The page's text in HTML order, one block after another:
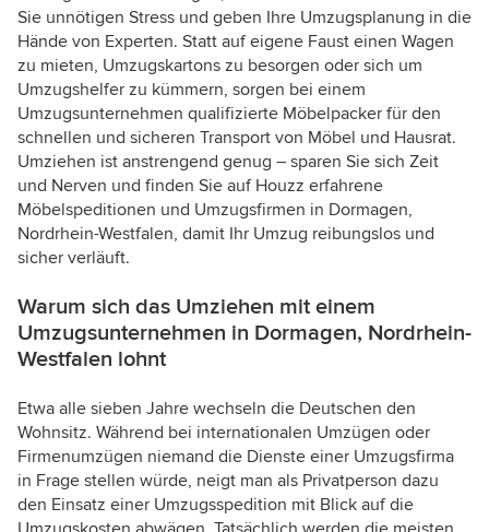
Sie unnötigen Stress und geben Ihre Umzugsplanung in die
Hände von Experten. Statt auf eigene Faust einen Wagen
zu mieten, Umzugskartons zu besorgen oder sich um
Umzugshelfer zu kümmern, sorgen bei einem
Umzugsunternehmen qualifizierte Möbelpacker für den
schnellen und sicheren Transport von Möbel und Hausrat.
Umziehen ist anstrengend genug – sparen Sie sich Zeit
und Nerven und finden Sie auf Houzz erfahrene
Möbelspeditionen und Umzugsfirmen in Dormagen,
Nordrhein-Westfalen, damit Ihr Umzug reibungslos und
sicher verläuft.
Warum sich das Umziehen mit einem
Umzugsunternehmen in Dormagen, Nordrhein-
Westfalen lohnt
Etwa alle sieben Jahre wechseln die Deutschen den
Wohnsitz. Während bei internationalen Umzügen oder
Firmenumzügen niemand die Dienste einer Umzugsfirma
in Frage stellen würde, neigt man als Privatperson dazu
den Einsatz einer Umzugsspedition mit Blick auf die